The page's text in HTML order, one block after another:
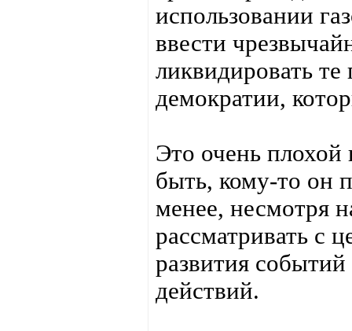
использовании
ввести
ликвидировать
демократии,
Это очень
быть, кому-то он
менее, несмотря
рассматривать с
развития
действий.